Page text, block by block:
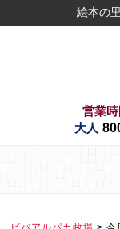
絵本の
営業時
大人